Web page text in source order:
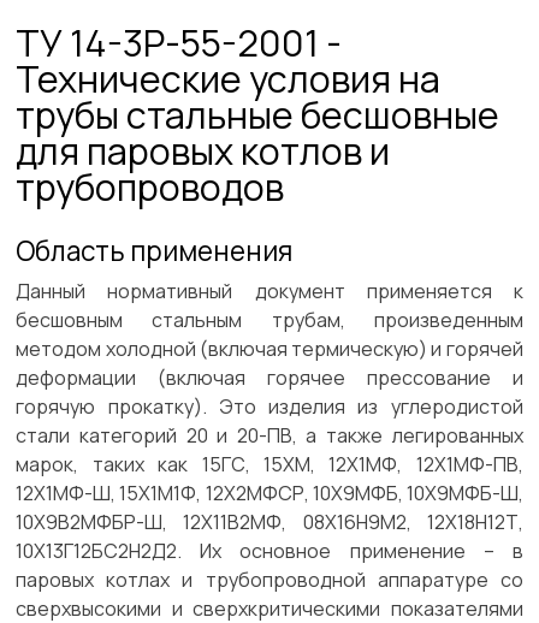
ТУ 14-3Р-55-2001 -
Технические условия на
трубы стальные бесшовные
для паровых котлов и
трубопроводов
Область применения
Данный нормативный документ применяется к
бесшовным стальным трубам, произведенным
методом холодной (включая термическую) и горячей
деформации (включая горячее прессование и
горячую прокатку). Это изделия из углеродистой
стали категорий 20 и 20-ПВ, а также легированных
марок, таких как 15ГС, 15ХМ, 12Х1МФ, 12Х1МФ-ПВ,
12Х1МФ-Ш, 15Х1М1Ф, 12Х2МФСР, 10Х9МФБ, 10Х9МФБ-Ш,
10Х9В2МФБР-Ш, 12Х11В2МФ, 08Х16Н9М2, 12Х18Н12Т,
10Х13Г12БС2Н2Д2. Их основное применение – в
паровых котлах и трубопроводной аппаратуре со
сверхвысокими и сверхкритическими показателями